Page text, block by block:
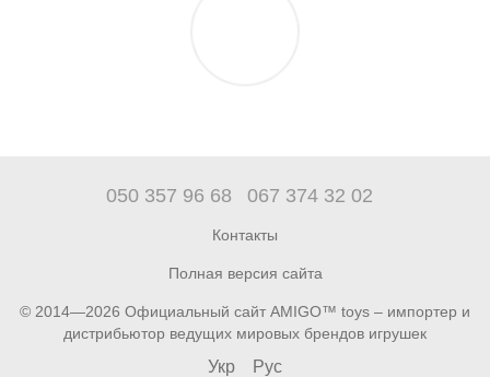
050 357 96 68 067 374 32 02
Контакты
Полная версия сайта
© 2014—2026 Официальный сайт AMIGO™ toys – импортер и
дистрибьютор ведущих мировых брендов игрушек
Укр Рус